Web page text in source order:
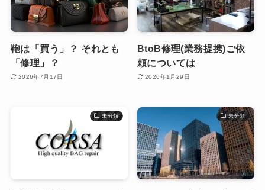
鞄は「買う」？ それとも
「修理」？
2026年7月17日
BtoB修理(業務提携)ご依
頼については
2026年1月29日
未分類 未分類